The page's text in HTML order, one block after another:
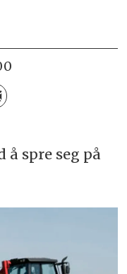
å spre seg på